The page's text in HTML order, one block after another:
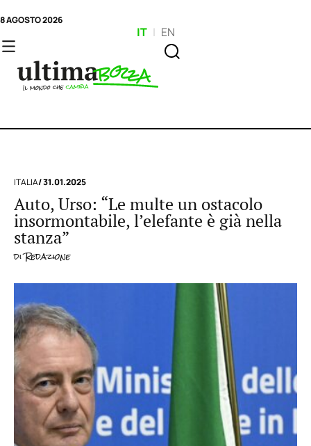
8 AGOSTO 2026
IT | EN
ITALIA/ 31.01.2025
Auto, Urso: “Le multe un ostacolo
insormontabile, l’elefante è già nella
stanza”
diRedazione